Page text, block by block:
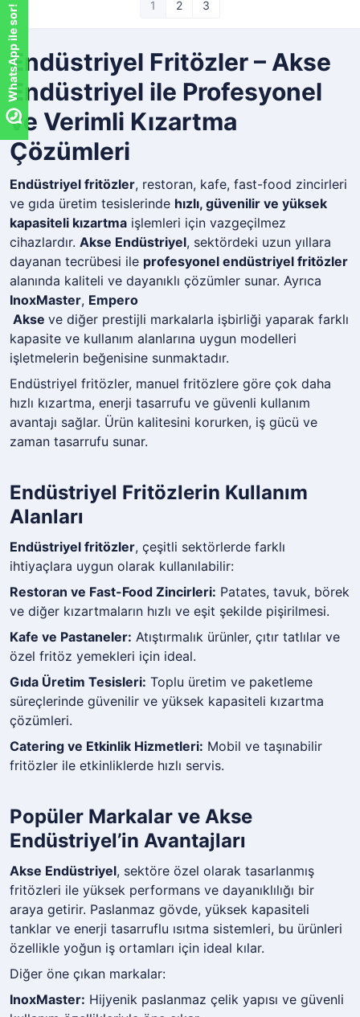
1 2 3
Endüstriyel Fritözler – Akse
Endüstriyel ile Profesyonel
ve Verimli Kızartma
Çözümleri
Endüstriyel fritözler, restoran, kafe, fast-food zincirleri
ve gıda üretim tesislerinde hızlı, güvenilir ve yüksek
kapasiteli kızartma işlemleri için vazgeçilmez
cihazlardır. Akse Endüstriyel, sektördeki uzun yıllara
dayanan tecrübesi ile profesyonel endüstriyel fritözler
alanında kaliteli ve dayanıklı çözümler sunar. Ayrıca
InoxMaster, Empero
Akse ve diğer prestijli markalarla işbirliği yaparak farklı
kapasite ve kullanım alanlarına uygun modelleri
işletmelerin beğenisine sunmaktadır.
Endüstriyel fritözler, manuel fritözlere göre çok daha
hızlı kızartma, enerji tasarrufu ve güvenli kullanım
avantajı sağlar. Ürün kalitesini korurken, iş gücü ve
zaman tasarrufu sunar.
Endüstriyel Fritözlerin Kullanım
Alanları
Endüstriyel fritözler, çeşitli sektörlerde farklı
ihtiyaçlara uygun olarak kullanılabilir:
Restoran ve Fast-Food Zincirleri: Patates, tavuk, börek
ve diğer kızartmaların hızlı ve eşit şekilde pişirilmesi.
Kafe ve Pastaneler: Atıştırmalık ürünler, çıtır tatlılar ve
özel fritöz yemekleri için ideal.
Gıda Üretim Tesisleri: Toplu üretim ve paketleme
süreçlerinde güvenilir ve yüksek kapasiteli kızartma
çözümleri.
Catering ve Etkinlik Hizmetleri: Mobil ve taşınabilir
fritözler ile etkinliklerde hızlı servis.
Popüler Markalar ve Akse
Endüstriyel’in Avantajları
Akse Endüstriyel, sektöre özel olarak tasarlanmış
fritözleri ile yüksek performans ve dayanıklılığı bir
araya getirir. Paslanmaz gövde, yüksek kapasiteli
tanklar ve enerji tasarruflu ısıtma sistemleri, bu ürünleri
özellikle yoğun iş ortamları için ideal kılar.
Diğer öne çıkan markalar:
InoxMaster: Hijyenik paslanmaz çelik yapısı ve güvenli
WhatsApp ile sor!